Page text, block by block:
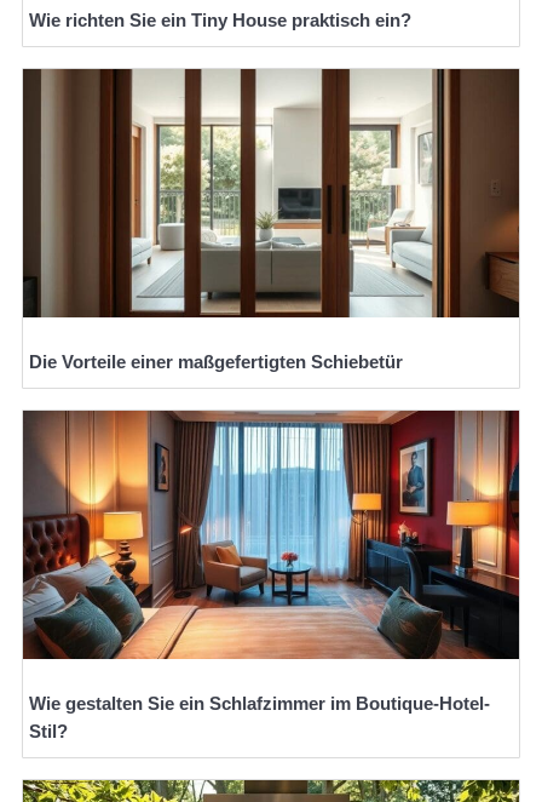
Wie richten Sie ein Tiny House praktisch ein?
Die Vorteile einer maßgefertigten Schiebetür
Wie gestalten Sie ein Schlafzimmer im Boutique-Hotel-
Stil?